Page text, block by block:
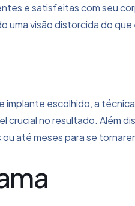
e satisfeitas com seu
visão distorcida do que
escolhido, a
crucial no resultado. Além
até meses para se